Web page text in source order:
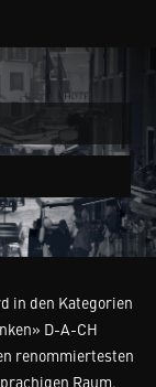
in den Kategorien
D-A-CH
renommiertesten
Raum.